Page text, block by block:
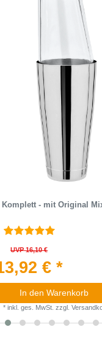
Komplett - mit Original
UVP 16,10 €
€ *
In den Warenkorb
* inkl. ges. MwSt. zzgl.